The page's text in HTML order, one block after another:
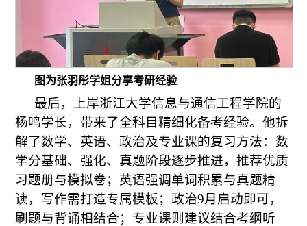
图为张羽彤学姐分享考研经验
最后，上岸浙江大学信息与通信工程学院的
杨鸣学长，带来了全科目精细化备考经验。他拆
解了数学、英语、政治及专业课的复习方法：数
学分基础、强化、真题阶段逐步推进，推荐优质
习题册与模拟卷；英语强调单词积累与真题精
读，写作需打造专属模板；政治9月启动即可，
刷题与背诵相结合；专业课则建议结合考纲听